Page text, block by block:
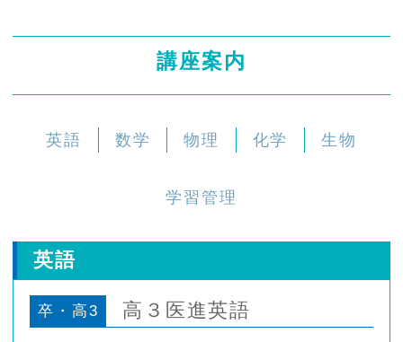
講座案内
英語 数学 物理 化学 生物
学習管理
英語
卒・高3 高３医進英語